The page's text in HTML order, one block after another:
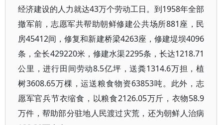
经济建设的人力就达43万个劳动工日。到1958年全部
撤军前，志愿军共帮助朝鲜修建公共场所881座，民
房45412间，修复和新建桥梁4263座，修建堤坝4096
条，全长429220米，修建水渠2295条，长达1218.71
公里，进行田间劳动8.5亿坪，送粪1314.6万担，植
树3608.65万棵，运送粮食物资63853吨。此外，志
愿军官兵节衣缩食，以粮食2126.05万斤，衣物58.9
万件，帮助部分驻地人民渡过灾荒，还为朝鲜人治病